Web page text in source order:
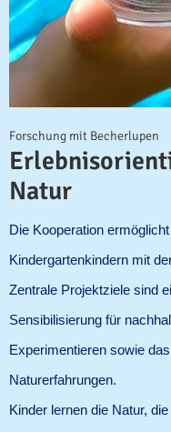
Natur
Die Kooperation ermöglicht
Kindergartenkindern mit
Zentrale Projektziele sind
Sensibilisierung für
Experimentieren sowie
Naturerfahrungen.
Kinder lernen die Natur,
Forschung mit Becherlupen